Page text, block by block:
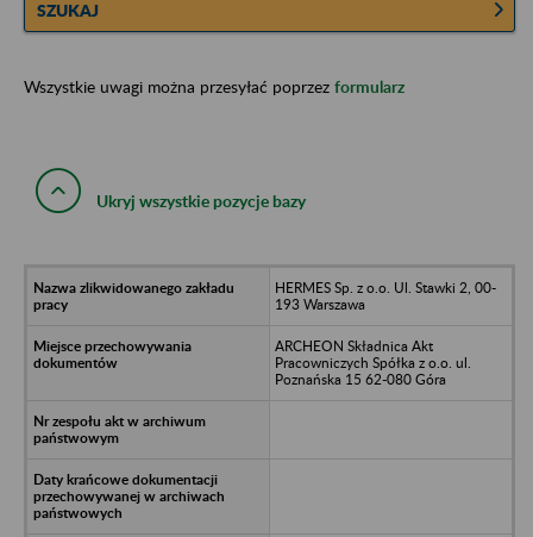
SZUKAJ
Wszystkie uwagi można przesyłać poprzez formularz
Ukryj wszystkie pozycje bazy
HERMES Sp. z o.o. Ul. Stawki 2, 00-
193 Warszawa
ARCHEON Składnica Akt
Pracowniczych Spółka z o.o. ul.
Poznańska 15 62-080 Góra